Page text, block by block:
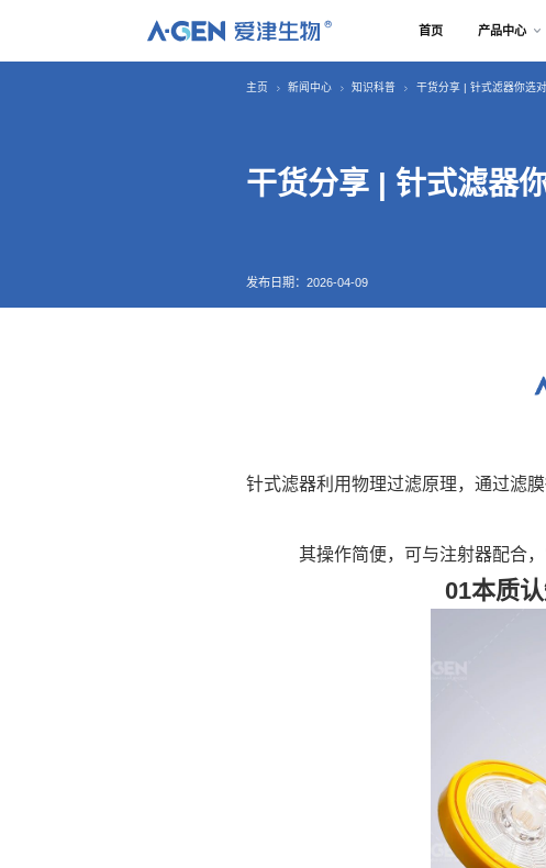
R
首页 产品中心
主页 新闻中心 知识科普 干货分享 | 针式滤器你选对
干货分享 | 针式滤器
发布日期：2026-04-09
针式滤器利用物理过滤原理，通过滤
其操作简便，可与注射器配合
01本质